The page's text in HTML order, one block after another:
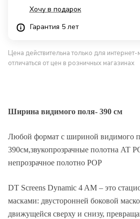
Хочу в подарок
Гарантия 5 лет
Цена действительна только для
отличаться от цен в розничных магазинах
Ширина видимого поля- 390 см
Любой формат с шириной видимого
390см,звукопрозрачные полотна AT
непрозрачное полотно POP
Описание
DT Screens Dynamic 4 AM – это
масками: двусторонней боковой
движущейся сверху и снизу,